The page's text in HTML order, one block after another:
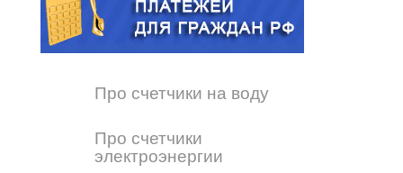
Про счетчики на воду
Про счетчики
электроэнергии